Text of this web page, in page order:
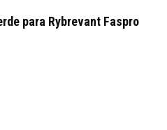
para Rybrevant Faspro